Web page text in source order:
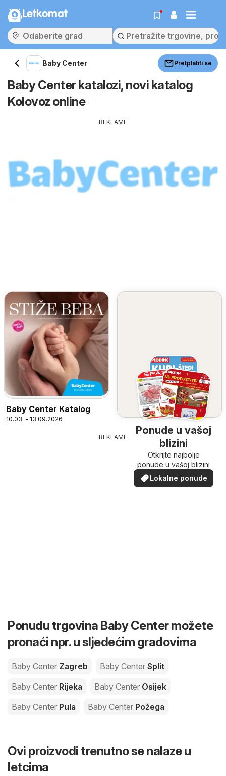
Letkomat
Baby Center Pretplatiti se
Baby Center katalozi, novi katalog
Kolovoz online
REKLAME
Baby Center Katalog
10.03. - 13.09.2026
Ponude u vašoj
blizini
Otkrijte najbolje
ponude u vašoj blizini
Lokalne ponude
REKLAME
Ponudu trgovina Baby Center možete
pronaći npr. u sljedećim gradovima
Baby Center Zagreb Baby Center Split
Baby Center Rijeka Baby Center Osijek
Baby Center Pula Baby Center Požega
Ovi proizvodi trenutno se nalaze u
letcima